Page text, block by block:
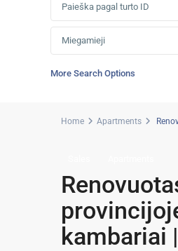
More Search Options
Home Apartments
kambariai